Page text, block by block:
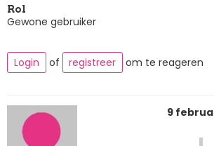
Rol
Gewone gebruiker
Login of registreer om te reageren
9